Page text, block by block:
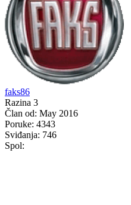
faks86
Razina 3
Član od: May 2016
Poruke: 4343
Sviđanja: 746
Spol: